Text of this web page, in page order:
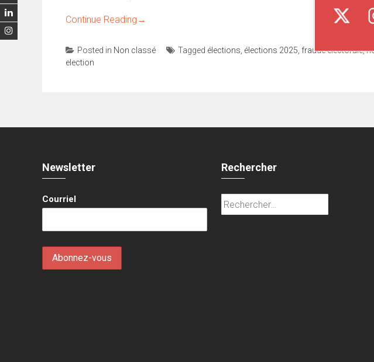
Continue Reading →
Posted in Non classé Tagged élections élections 2025 fraude électorale,
election
Newsletter
Courriel
Rechercher
Rechercher :